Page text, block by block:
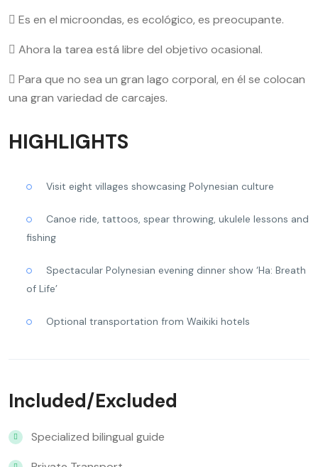
Es en el microondas, es ecológico, es preocupante.
Ahora la tarea está libre del objetivo ocasional.
Para que no sea un gran lago corporal, en él se colocan
una gran variedad de carcajes.
HIGHLIGHTS
Visit eight villages showcasing Polynesian culture
Canoe ride, tattoos, spear throwing, ukulele lessons and
fishing
Spectacular Polynesian evening dinner show ‘Ha: Breath
of Life’
Optional transportation from Waikiki hotels
Included/Excluded
Specialized bilingual guide